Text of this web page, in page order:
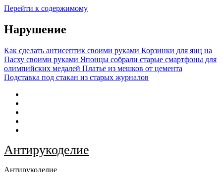
Перейти к содержимому
Нарушение
Как сделать антисептик своими руками Корзинки для яиц на
Пасху своими руками Японцы собрали старые смартфоны для
олимпийских медалей Платье из мешков от цемента
Подставка под стакан из старых журналов
Антирукоделие
Антирукоделие